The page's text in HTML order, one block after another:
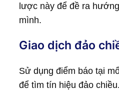
lược này để đề ra
mình.
Giao dịch đảo
Sử dụng điểm báo tại
để tìm tín hiệu đảo